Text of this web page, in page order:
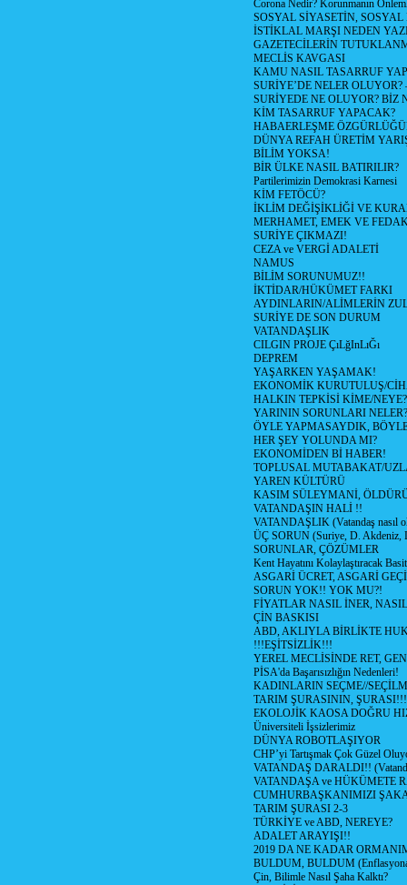
Corona Nedir? Korunmanın
SOSYAL SİYASETİN,
İSTİKLAL MARŞI NEDEN
GAZETECİLERİN
MECLİS KAVGASI
KAMU NASIL TASARRUF
SURİYE’DE NELER OLUYOR?
SURİYEDE NE OLUYOR? BİZ
KİM TASARRUF YAPACAK?
HABAERLEŞME
DÜNYA REFAH ÜRETİM
BİLİM YOKSA!
BİR ÜLKE NASIL BATIRILIR?
Partilerimizin Demokrasi Karnesi
KİM FETÖCÜ?
İKLİM DEĞİŞİKLİĞİ VE
MERHAMET, EMEK VE
SURİYE ÇIKMAZI!
CEZA ve VERGİ ADALETİ
NAMUS
BİLİM SORUNUMUZ!!
İKTİDAR/HÜKÜMET FARKI
AYDINLARIN/ALİMLERİN
SURİYE DE SON DURUM
VATANDAŞLIK
CILGIN PROJE ÇıLğInLıĞı
DEPREM
YAŞARKEN YAŞAMAK!
EKONOMİK KURUTULUŞ/
HALKIN TEPKİSİ KİME/NEYE?
YARININ SORUNLARI NELER?
ÖYLE YAPMASAYDIK,
HER ŞEY YOLUNDA MI?
EKONOMİDEN Bİ HABER!
TOPLUSAL MUTABAKAT/
YAREN KÜLTÜRÜ
KASIM SÜLEYMANİ,
VATANDAŞIN HALİ !!
VATANDAŞLIK (Vatandaş nasıl
ÜÇ SORUN (Suriye, D. Akdeniz,
SORUNLAR, ÇÖZÜMLER
Kent Hayatını Kolaylaştıracak
ASGARİ ÜCRET, ASGARİ
SORUN YOK!! YOK MU?!
FİYATLAR NASIL İNER,
ÇİN BASKISI
ABD, AKLIYLA BİRLİKTE
!!!EŞİTSİZLİK!!!
YEREL MECLİSİNDE RET,
PİSA'da Başarısızlığın Nedenleri!
KADINLARIN SEÇME//
TARIM ŞURASININ, ŞURASI!!!
EKOLOJİK KAOSA DOĞRU
Üniversiteli İşsizlerimiz
DÜNYA ROBOTLAŞIYOR
CHP’yi Tartışmak Çok Güzel
VATANDAŞ DARALDI!!
VATANDAŞA ve HÜKÜMETE
CUMHURBAŞKANIMIZI
TARIM ŞURASI 2-3
TÜRKİYE ve ABD, NEREYE?
ADALET ARAYIŞI!!
2019 DA NE KADAR
BULDUM, BULDUM
Çin, Bilimle Nasıl Şaha Kalktı?